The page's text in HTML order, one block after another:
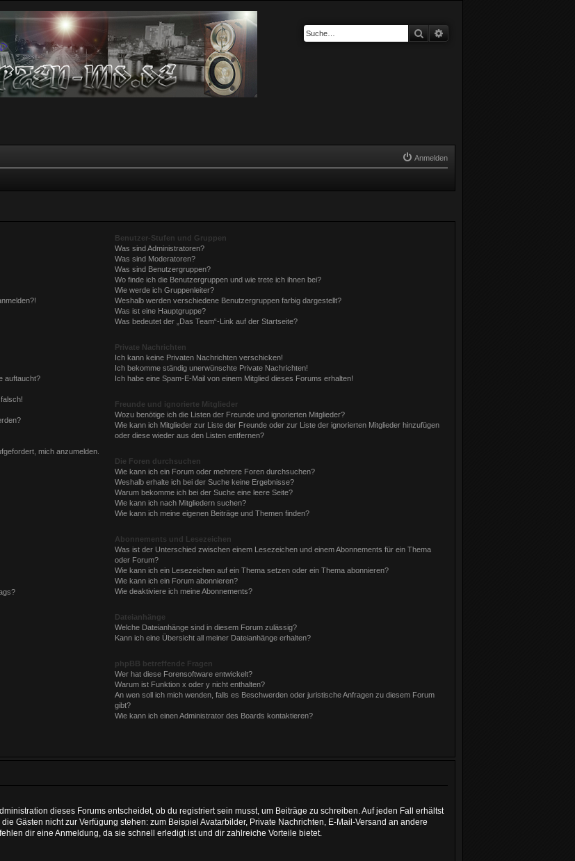
Suche
Anmelden
auftaucht?
mich anzumelden.
Benutzer-Stufen und Gruppen
Was sind Administratoren?
Was sind Moderatoren?
Was sind Benutzergruppen?
Wo finde ich die Benutzergruppen und wie trete ich ihnen bei?
Wie werde ich Gruppenleiter?
Weshalb werden verschiedene Benutzergruppen farbig dargestellt?
Was ist eine Hauptgruppe?
Was bedeutet der „Das Team“-Link auf der Startseite?
Private Nachrichten
Ich kann keine Privaten Nachrichten verschicken!
Ich bekomme ständig unerwünschte Private Nachrichten!
Ich habe eine Spam-E-Mail von einem Mitglied dieses Forums erhalten!
Freunde und ignorierte Mitglieder
Wozu benötige ich die Listen der Freunde und ignorierten Mitglieder?
Wie kann ich Mitglieder zur Liste der Freunde oder zur Liste der ignorierten Mitglieder hinzufügen
oder diese wieder aus den Listen entfernen?
Die Foren durchsuchen
Wie kann ich ein Forum oder mehrere Foren durchsuchen?
Weshalb erhalte ich bei der Suche keine Ergebnisse?
Warum bekomme ich bei der Suche eine leere Seite?
Wie kann ich nach Mitgliedern suchen?
Wie kann ich meine eigenen Beiträge und Themen finden?
Abonnements und Lesezeichen
Was ist der Unterschied zwischen einem Lesezeichen und einem Abonnements für ein Thema
oder Forum?
Wie kann ich ein Lesezeichen auf ein Thema setzen oder ein Thema abonnieren?
Wie kann ich ein Forum abonnieren?
Wie deaktiviere ich meine Abonnements?
Dateianhänge
Welche Dateianhänge sind in diesem Forum zulässig?
Kann ich eine Übersicht all meiner Dateianhänge erhalten?
phpBB betreffende Fragen
Wer hat diese Forensoftware entwickelt?
Warum ist Funktion x oder y nicht enthalten?
An wen soll ich mich wenden, falls es Beschwerden oder juristische Anfragen zu diesem Forum
gibt?
Wie kann ich einen Administrator des Boards kontaktieren?
dieses Forums entscheidet, ob du registriert sein musst, um Beiträge zu schreiben. Auf jeden Fall erhältst
Gästen nicht zur Verfügung stehen: zum Beispiel Avatarbilder, Private Nachrichten, E-Mail-Versand an andere
dir eine Anmeldung, da sie schnell erledigt ist und dir zahlreiche Vorteile bietet.